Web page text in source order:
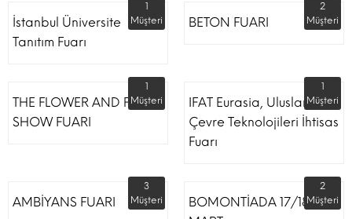
İstanbul Üniversite
Tanıtım Fuarı
1
Müşteri
BETON FUARI
2
Müşteri
THE FLOWER AND PLANT
SHOW FUARI
1
Müşteri
IFAT Eurasia, Uluslararası
Çevre Teknolojileri İhtisas
Fuarı
1
Müşteri
AMBİYANS FUARI
3
Müşteri
BOMONTİADA 17/18
2
Müşteri